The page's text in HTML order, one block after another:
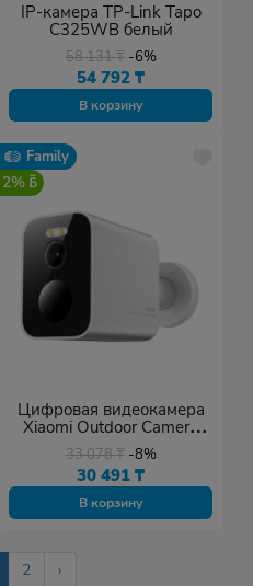
IP-камера TP-Link Tapo
C325WB белый
58 131₸ -6%
54 792₸
В корзину
Family
2%
Цифровая видеокамера
Xiaomi Outdoor Camera
BW300 BHR8303GL
белый, черный
33 078₸ -8%
30 491₸
В корзину
2 ›